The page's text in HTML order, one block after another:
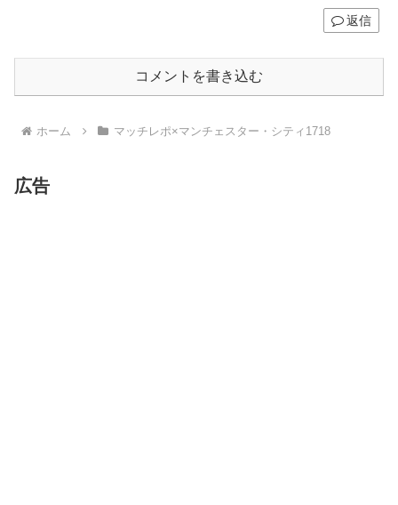
返信
コメントを書き込む
ホーム マッチレポ×マンチェスター・シティ1718
広告